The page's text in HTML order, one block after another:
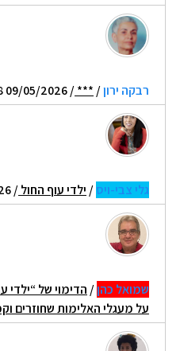
רבקה ירון/
***
/ 09/05/2026 22:28
גלי צבי-ויס/ ילדי עוף החול/ 10/05/2026 00:17
שמואל כהן/ הדימוי של
על מעגלי האלימות שחוזרים